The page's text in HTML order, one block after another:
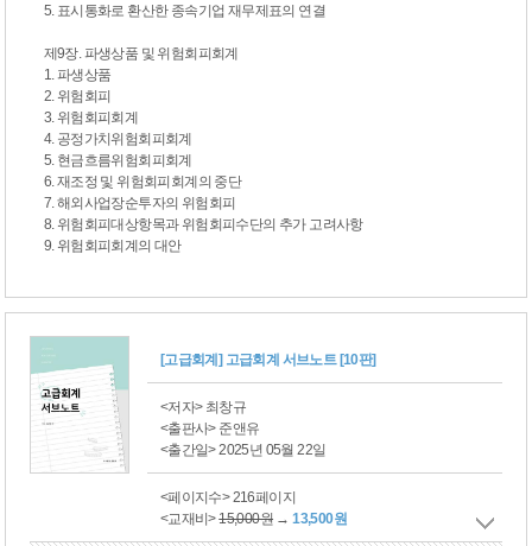
5. 표시통화로 환산한 종속기업 재무제표의 연결
제9장. 파생상품 및 위험회피회계
1. 파생상품
2. 위험회피
3. 위험회피회계
4. 공정가치위험회피회계
5. 현금흐름위험회피회계
6. 재조정 및 위험회피회계의 중단
7. 해외사업장순투자의 위험회피
8. 위험회피대상항목과 위험회피수단의 추가 고려사항
9. 위험회피회계의 대안
[고급회계] 고급회계 서브노트 [10판]
<저자> 최창규
<출판사> 준앤유
<출간일> 2025년 05월 22일
<페이지수> 216페이지
<교재비>15,000원 →13,500원